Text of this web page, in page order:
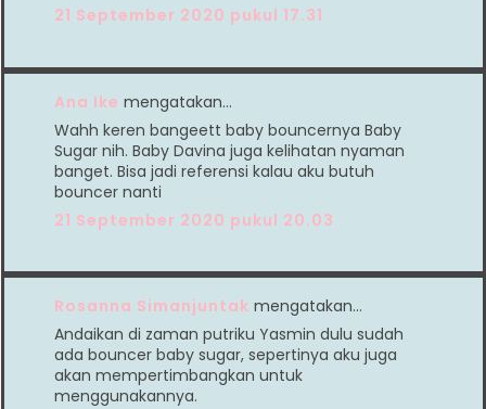
21 September 2020 pukul 17.31
Ana Ike mengatakan…
Wahh keren bangeett baby bouncernya Baby
Sugar nih. Baby Davina juga kelihatan nyaman
banget. Bisa jadi referensi kalau aku butuh
bouncer nanti
21 September 2020 pukul 20.03
Rosanna Simanjuntak mengatakan…
Andaikan di zaman putriku Yasmin dulu sudah
ada bouncer baby sugar, sepertinya aku juga
akan mempertimbangkan untuk
menggunakannya.